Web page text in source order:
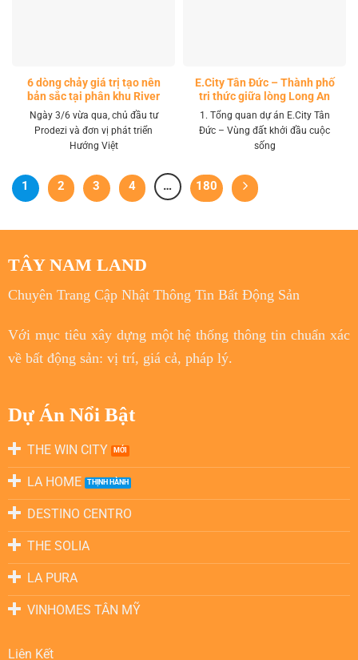
6 dòng chảy giá trị tạo nên
bản sắc tại phân khu River
Park LA Home
Ngày 3/6 vừa qua, chủ đầu tư
Prodezi và đơn vị phát triển
Hướng Việt
E.City Tân Đức – Thành phố
tri thức giữa lòng Long An
1. Tổng quan dự án E.City Tân
Đức – Vùng đất khởi đầu cuộc
sống
1 2 3 4 … 180
TÂY NAM LAND
Chuyên Trang Cập Nhật Thông Tin Bất Động Sản
Với mục tiêuxây dựng một hệ thống thông tin chuẩn xác
về bất động sản: vị trí, giá cả, pháp lý.
Dự Án Nổi Bật
THE WIN CITY
LA HOME
DESTINO CENTRO
THE SOLIA
LA PURA
VINHOMES TÂN MỸ
Liên Kết